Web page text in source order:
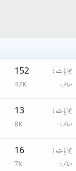
جوابات 152
مناظر 47K
جوابات 13
مناظر 8K
جوابات 16
مناظر 7K